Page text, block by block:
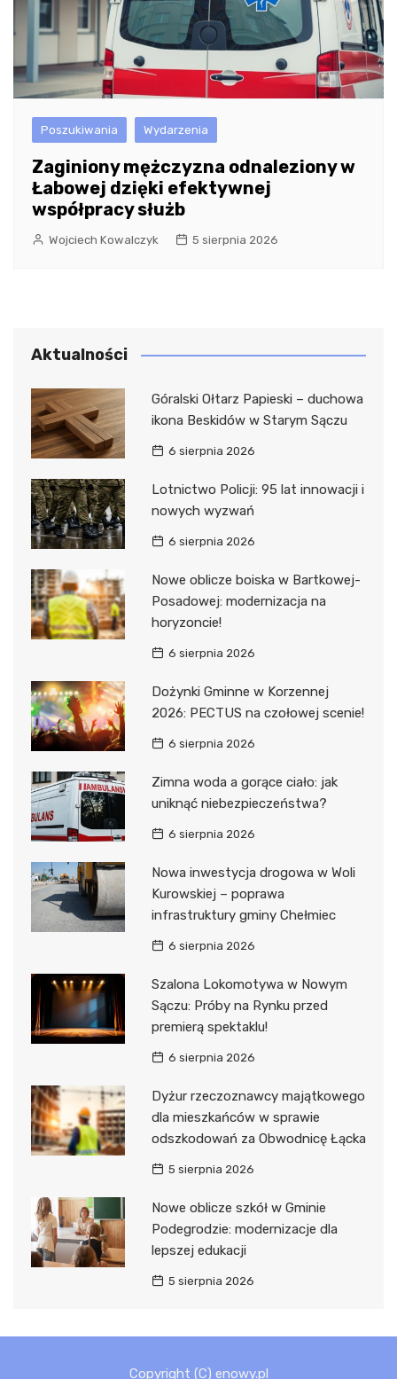
Poszukiwania Wydarzenia
Zaginiony mężczyzna odnaleziony w
Łabowej dzięki efektywnej
współpracy służb
Wojciech Kowalczyk 5 sierpnia 2026
Aktualności
Góralski Ołtarz Papieski – duchowa
ikona Beskidów w Starym Sączu
6 sierpnia 2026
Lotnictwo Policji: 95 lat innowacji i
nowych wyzwań
6 sierpnia 2026
Nowe oblicze boiska w Bartkowej-
Posadowej: modernizacja na
horyzoncie!
6 sierpnia 2026
Dożynki Gminne w Korzennej
2026: PECTUS na czołowej scenie!
6 sierpnia 2026
Zimna woda a gorące ciało: jak
uniknąć niebezpieczeństwa?
6 sierpnia 2026
Nowa inwestycja drogowa w Woli
Kurowskiej – poprawa
infrastruktury gminy Chełmiec
6 sierpnia 2026
Szalona Lokomotywa w Nowym
Sączu: Próby na Rynku przed
premierą spektaklu!
6 sierpnia 2026
Dyżur rzeczoznawcy majątkowego
dla mieszkańców w sprawie
odszkodowań za Obwodnicę Łącka
5 sierpnia 2026
Nowe oblicze szkół w Gminie
Podegrodzie: modernizacje dla
lepszej edukacji
5 sierpnia 2026
Copyright (C) enowy.pl